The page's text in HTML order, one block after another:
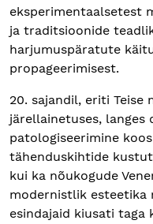
eksperimentaalsetest
ja traditsioonide
harjumuspäratute
propageerimisest.
20. sajandil, eriti Teise
järellainetuses, langes
patologiseerimine
tähenduskihtide
kui ka nõukogude
modernistlik esteetika
esindajaid kiusati